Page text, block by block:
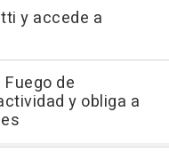
y accede a
de
y obliga a